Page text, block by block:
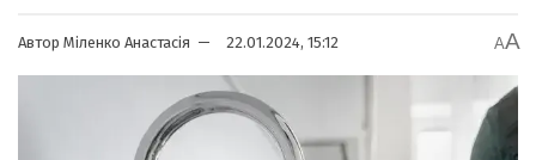
Автор Міленко Анастасія 22.01.2024, 15:12 AA